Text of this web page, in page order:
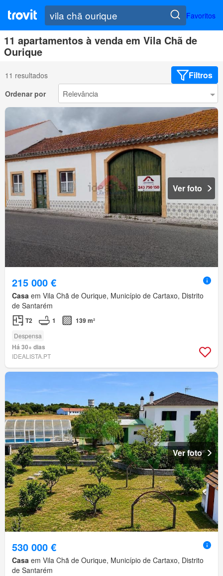
Favoritos
11 apartamentos à venda em Vila Chã de
Ourique
11 resultados Filtros
Ordenar por
Ver foto
215 000 €
Casa em Vila Chã de Ourique, Município de Cartaxo, Distrito
de Santarém
T2 1 139 m²
Despensa
Há 30+ dias
IDEALISTA.PT
Ver foto
530 000 €
Casa em Vila Chã de Ourique, Município de Cartaxo, Distrito
de Santarém